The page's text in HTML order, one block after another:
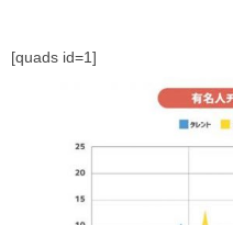
[quads id=1]